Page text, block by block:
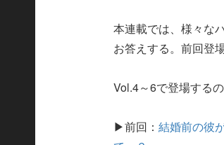
本連載では、様々な
お答えする。前回登
Vol.4～6で登場する
▶前回：結婚前の彼